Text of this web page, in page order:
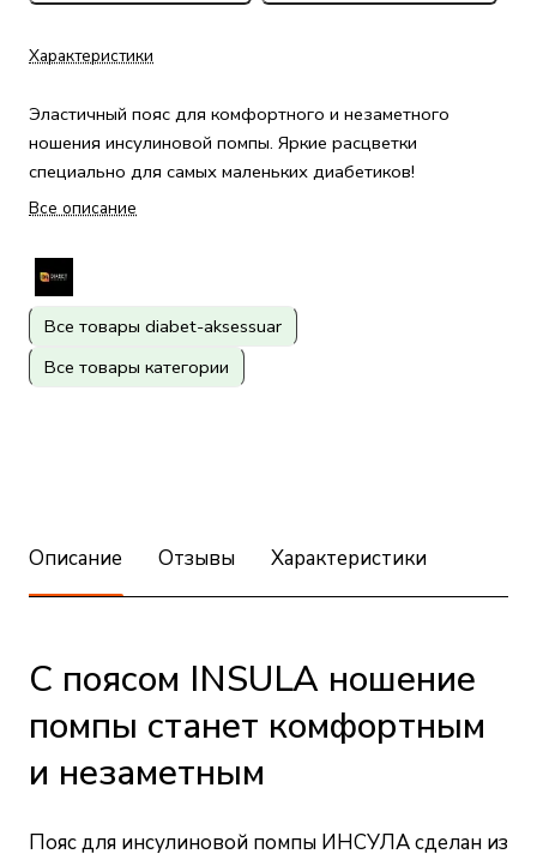
Характеристики
Эластичный пояс для комфортного и незаметного
ношения инсулиновой помпы. Яркие расцветки
специально для самых маленьких диабетиков!
Все описание
Все товары diabet-aksessuar
Все товары категории
Описание Отзывы Характеристики
С поясом INSULA ношение
помпы станет комфортным
и незаметным
Пояс для инсулиновой помпы ИНСУЛА сделан из